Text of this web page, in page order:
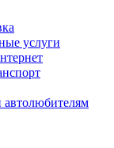
услуги